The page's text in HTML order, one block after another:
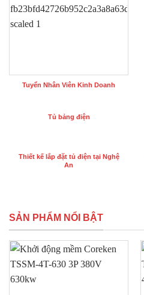
Tuyển Nhân Viên Kinh Doanh
Tủ bảng điện
Thiết kế lắp đặt tủ điện tại Nghệ
An
SẢN PHẨM NỔI BẬT